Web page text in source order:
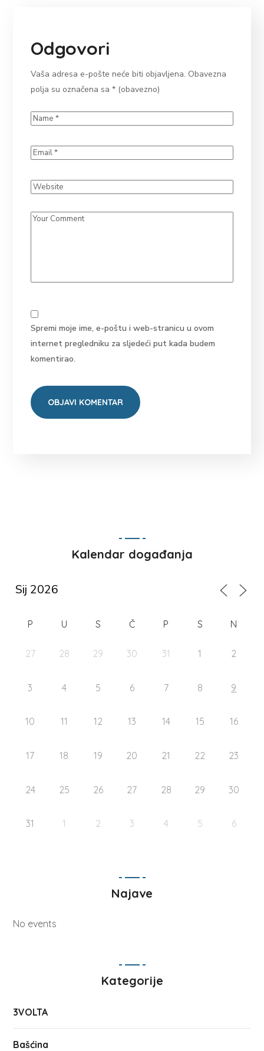
Odgovori
Vaša adresa e-pošte neće biti objavljena. Obavezna
polja su označena sa* (obavezno)
Spremi moje ime, e-poštu i web-stranicu u ovom
internet pregledniku za sljedeći put kada budem
komentirao.
Kalendar događanja
P U S Č P S N
27 28 29 30 31 1 2
3 4 5 6 7 8 9
10 11 12 13 14 15 16
17 18 19 20 21 22 23
24 25 26 27 28 29 30
31 1 2 3 4 5 6
Najave
No events
Kategorije
3VOLTA
Bašćina